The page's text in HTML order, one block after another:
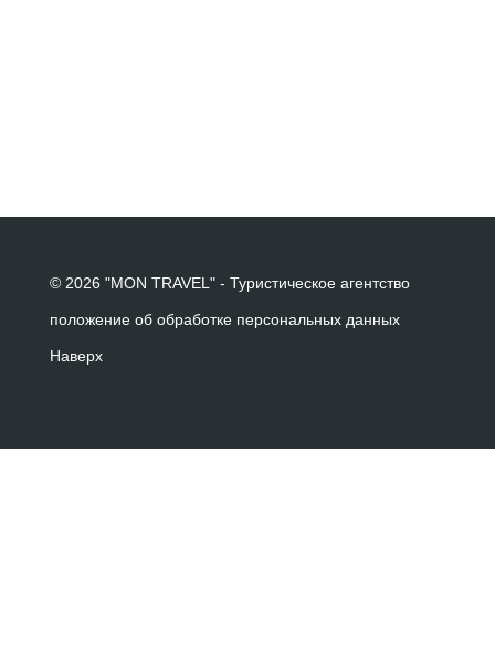
© 2026 "MON TRAVEL" - Туристическое агентство
положение об обработке персональных данных
Наверх